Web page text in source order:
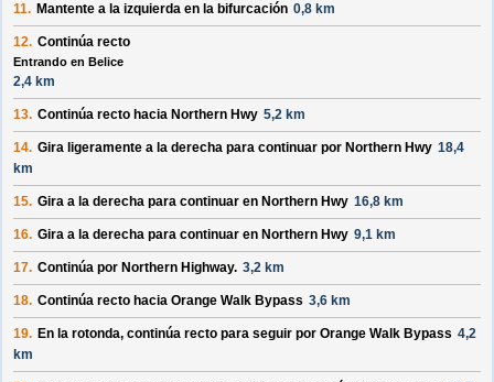
11. Mantente a la izquierda en la bifurcación 0,8 km
12. Continúa recto
Entrando en Belice
2,4 km
13. Continúa recto hacia Northern Hwy 5,2 km
14. Gira ligeramente a la derecha para continuar por Northern Hwy 18,4
km
15. Gira a la derecha para continuar en Northern Hwy 16,8 km
16. Gira a la derecha para continuar en Northern Hwy 9,1 km
17. Continúa por Northern Highway. 3,2 km
18. Continúa recto hacia Orange Walk Bypass 3,6 km
19. En la rotonda, continúa recto para seguir por Orange Walk Bypass 4,2
km